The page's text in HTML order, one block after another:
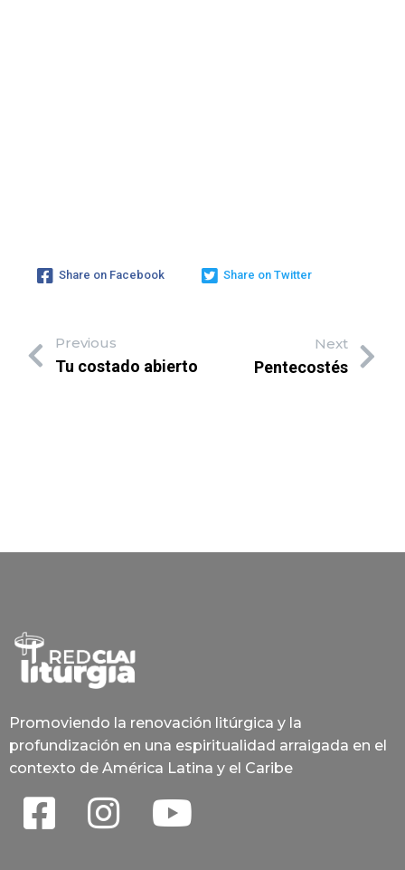
Share on Facebook Share on Twitter
Previous
Tu costado abierto
Next
Pentecostés
Promoviendo la renovación litúrgica y la
profundización en una espiritualidad arraigada en el
contexto de América Latina y el Caribe